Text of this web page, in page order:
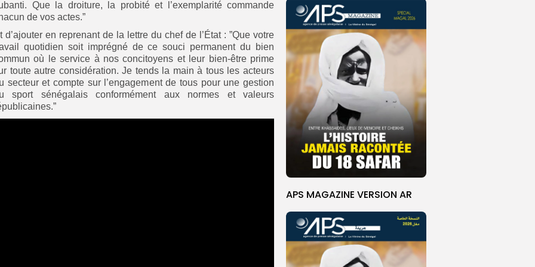
APS MAGAZINE VERSION AR
Que la droiture, la probité et l’exemplarité commande
de vos actes.”
d’ajouter en reprenant de la lettre du chef de l’État : ”Que votre
quotidien soit imprégné de ce souci permanent du bien
où le service à nos concitoyens et leur bien-être prime
toute autre considération. Je tends la main à tous les acteurs
secteur et compte sur l’engagement de tous pour une gestion
sport sénégalais conformément aux normes et valeurs